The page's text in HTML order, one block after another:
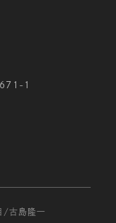
1
/古島隆一